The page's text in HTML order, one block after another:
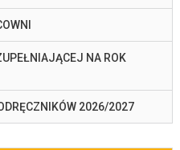
NA ROK
2026/2027